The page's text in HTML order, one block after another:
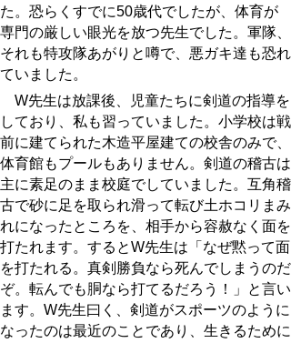
た。恐らくすでに50歳代でしたが、体育が
専門の厳しい眼光を放つ先生でした。軍隊、
それも特攻隊あがりと噂で、悪ガキ達も恐れ
ていました。
W先生は放課後、児童たちに剣道の指導を
しており、私も習っていました。小学校は戦
前に建てられた木造平屋建ての校舎のみで、
体育館もプールもありません。剣道の稽古は
主に素足のまま校庭でしていました。互角稽
古で砂に足を取られ滑って転び土ホコリまみ
れになったところを、相手から容赦なく面を
打たれます。するとW先生は「なぜ黙って面
を打たれる。真剣勝負なら死んでしまうのだ
ぞ。転んでも胴なら打てるだろう！」と言い
ます。W先生曰く、剣道がスポーツのように
なったのは最近のことであり、生きるために